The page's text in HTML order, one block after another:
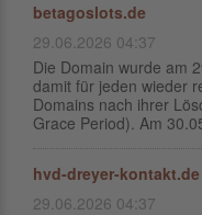
betagoslots.de
29.06.2026 04:37
Die Domain wurde am
damit für jeden wieder
Domains nach ihrer
Grace Period). Am
hvd-dreyer-kontakt.de
29.06.2026 04:37